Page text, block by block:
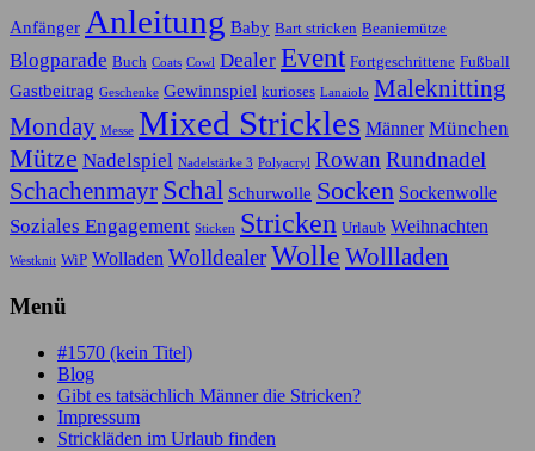
Anfänger Anleitung Baby Bart stricken Beaniemütze
Blogparade Buch Coats Cowl Dealer Event Fortgeschrittene Fußball
Gastbeitrag Geschenke Gewinnspiel kurioses Lanaiolo Maleknitting
Monday Messe Mixed Strickles Männer München
Mütze Nadelspiel Nadelstärke 3 Polyacryl Rowan Rundnadel
Schachenmayr Schal Schurwolle Socken Sockenwolle
Soziales Engagement Sticken Stricken Urlaub Weihnachten
Westknit WiP Wolladen WolldealerWolle Wollladen
Menü
#1570 (kein Titel)
Blog
Gibt es tatsächlich Männer die Stricken?
Impressum
Strickläden im Urlaub finden